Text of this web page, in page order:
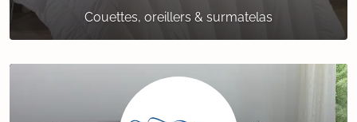
Couettes, oreillers & surmatelas